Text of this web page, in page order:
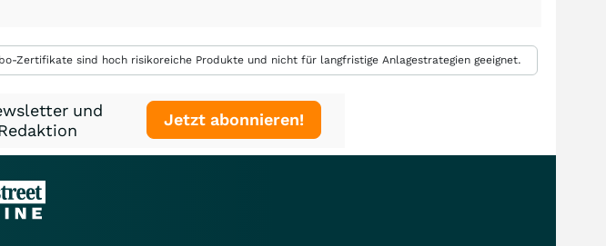
Zertifikate sind hoch risikoreiche Produkte und nicht für langfristige Anlagestrategien geeignet.
und
Jetzt abonnieren!